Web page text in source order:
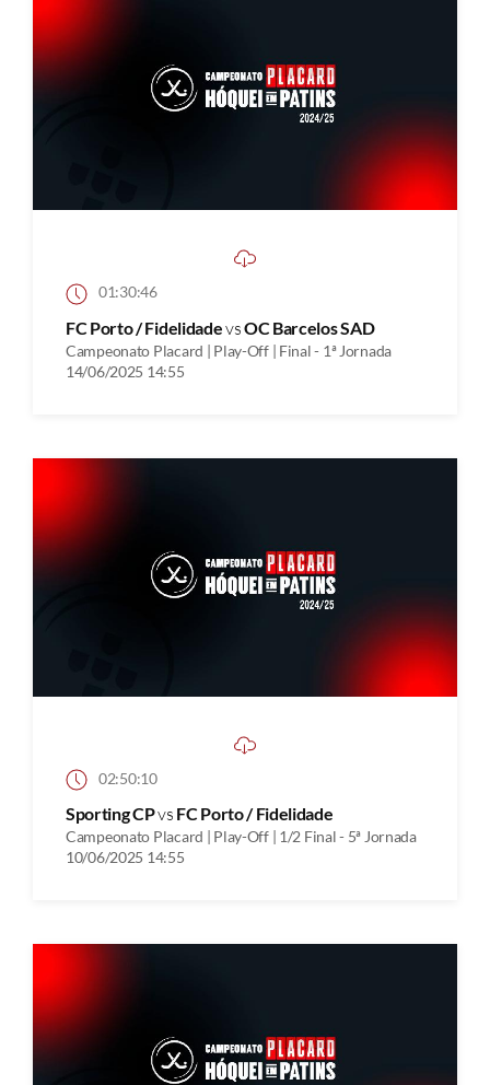
01:30:46
FC Porto / FidelidadevsOC Barcelos SAD
Campeonato Placard | Play-Off | Final - 1ª Jornada
14/06/2025 14:55
02:50:10
Sporting CPvs FC Porto / Fidelidade
Campeonato Placard | Play-Off | 1/2 Final - 5ª Jornada
10/06/2025 14:55